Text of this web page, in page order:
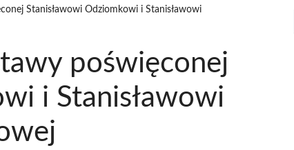
Stanisławowi Odziomkowi i Stanisławowi
poświęconej
i Stanisławowi